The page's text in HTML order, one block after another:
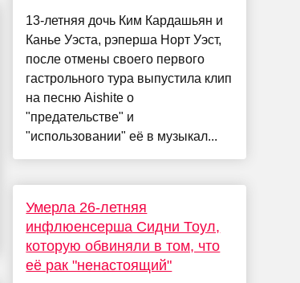
13-летняя дочь Ким Кардашьян и
Канье Уэста, рэперша Норт Уэст,
после отмены своего первого
гастрольного тура выпустила клип
на песню Aishite о
"предательстве" и
"использовании" её в музыкал...
Умерла 26-летняя
инфлюенсерша Сидни Тоул,
которую обвиняли в том, что
её рак "ненастоящий"